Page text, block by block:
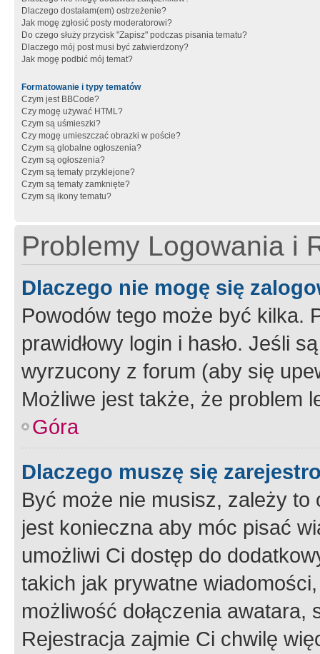
Dlaczego dostałam(em) ostrzeżenie?
Jak mogę zgłosić posty moderatorowi?
Do czego służy przycisk "Zapisz" podczas pisania tematu?
Dlaczego mój post musi być zatwierdzony?
Jak mogę podbić mój temat?
Formatowanie i typy tematów
Czym jest BBCode?
Czy mogę używać HTML?
Czym są uśmieszki?
Czy mogę umieszczać obrazki w poście?
Czym są globalne ogłoszenia?
Czym są ogłoszenia?
Czym są tematy przyklejone?
Czym są tematy zamknięte?
Czym są ikony tematu?
Problemy Logowania i
Dlaczego nie mogę się
Powodów tego może być kilka.
prawidłowy login i hasło. Jeśli
wyrzucony z forum (aby się
Możliwe jest także, że problem
Góra
Dlaczego muszę się
Być może nie musisz, zależy
jest konieczna aby móc pisać
umożliwi Ci dostęp do
takich jak prywatne
możliwość dołączenia
Rejestracja zajmie Ci chwilę